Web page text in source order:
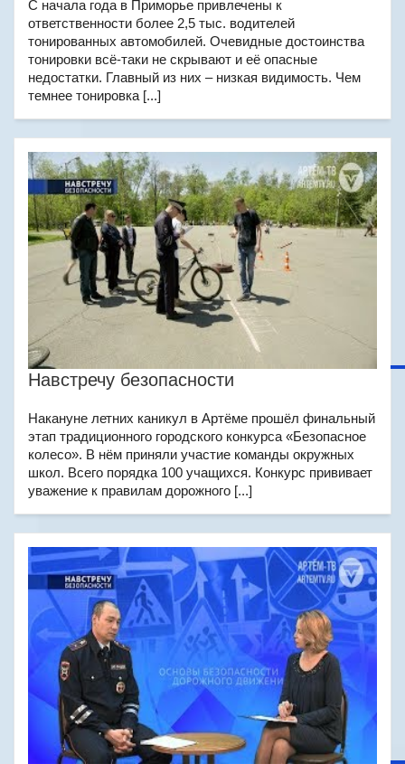
С начала года в Приморье привлечены к
ответственности более 2,5 тыс. водителей
тонированных автомобилей. Очевидные достоинства
тонировки всё-таки не скрывают и её опасные
недостатки. Главный из них – низкая видимость. Чем
темнее тонировка [...]
Навстречу безопасности
Накануне летних каникул в Артёме прошёл финальный
этап традиционного городского конкурса «Безопасное
колесо». В нём приняли участие команды окружных
школ. Всего порядка 100 учащихся. Конкурс прививает
уважение к правилам дорожного [...]